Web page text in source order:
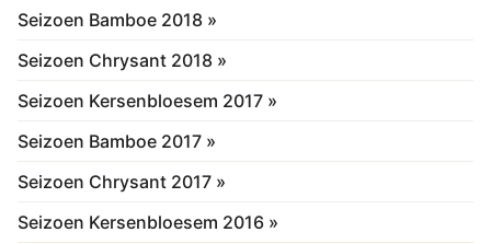
Seizoen Bamboe 2018 »
Seizoen Chrysant 2018 »
Seizoen Kersenbloesem 2017 »
Seizoen Bamboe 2017 »
Seizoen Chrysant 2017 »
Seizoen Kersenbloesem 2016 »